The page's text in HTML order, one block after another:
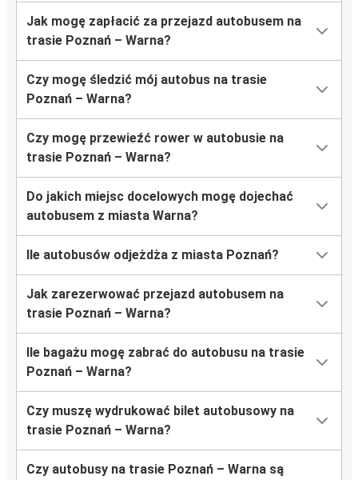
Jak mogę zapłacić za przejazd autobusem na
trasie Poznań – Warna?
Czy mogę śledzić mój autobus na trasie
Poznań – Warna?
Czy mogę przewieźć rower w autobusie na
trasie Poznań – Warna?
Do jakich miejsc docelowych mogę dojechać
autobusem z miasta Warna?
Ile autobusów odjeżdża z miasta Poznań?
Jak zarezerwować przejazd autobusem na
trasie Poznań – Warna?
Ile bagażu mogę zabrać do autobusu na trasie
Poznań – Warna?
Czy muszę wydrukować bilet autobusowy na
trasie Poznań – Warna?
Czy autobusy na trasie Poznań – Warna są